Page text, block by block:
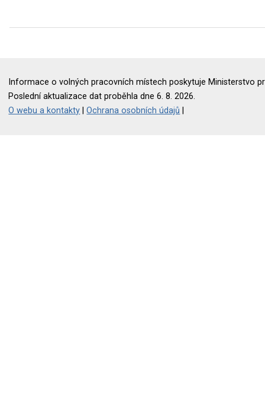
Informace o volných pracovních místech poskytuje Ministerstvo
Poslední aktualizace dat proběhla dne 6. 8. 2026.
O webu a kontakty |Ochrana osobních údajů